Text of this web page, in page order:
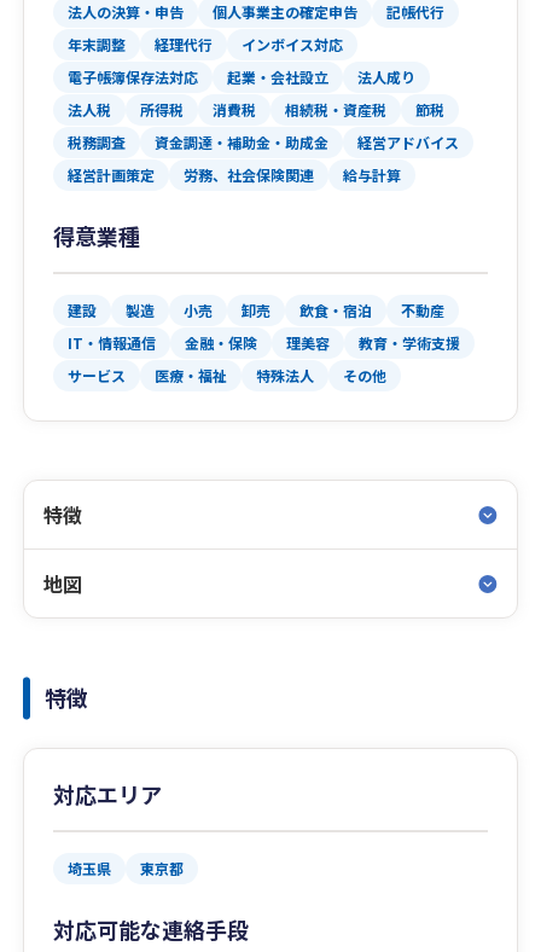
法人の決算・申告 個人事業主の確定申告
記帳代行
年末調整
経理代行
インボイス対応
電子帳簿保存法対応
起業・会社設立
法人成り
法人税
所得税 消費税 相続税・資産税
節税
税務調査
資金調達・補助金・助成金
経営アドバイス
経営計画策定
労務、社会保険関連 給与計算
得意業種
建設 製造 小売 卸売 飲食・宿泊
不動産
IT・情報通信
金融・保険 理美容
教育・学術支援
サービス
医療・福祉 特殊法人 その他
特徴
地図
特徴
対応エリア
埼玉県 東京都
対応可能な連絡手段